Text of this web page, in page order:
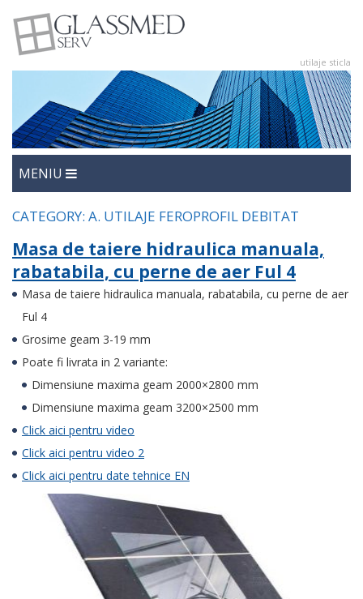
utilaje sticla
MENIU
CATEGORY: A. UTILAJE FEROPROFIL DEBITAT
Masa de taiere hidraulica manuala,
rabatabila, cu perne de aer Ful 4
Masa de taiere hidraulica manuala, rabatabila, cu perne de aer
Ful 4
Grosime geam 3-19 mm
Poate fi livrata in 2 variante:
Dimensiune maxima geam 2000×2800 mm
Dimensiune maxima geam 3200×2500 mm
Click aici pentru video
Click aici pentru video 2
Click aici pentru date tehnice EN